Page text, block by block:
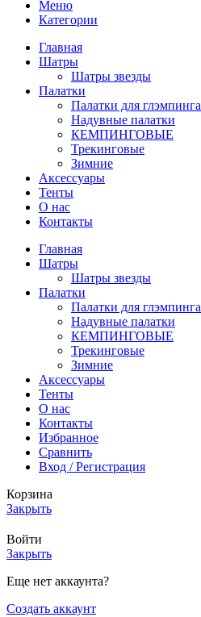
Меню
Категории
Главная
Шатры
Шатры звезды
Палатки
Палатки для глэмпинга
Надувные палатки
КЕМПИНГОВЫЕ
Трекинговые
Зимние
Аксессуары
Тенты
О нас
Контакты
Главная
Шатры
Шатры звезды
Палатки
Палатки для глэмпинга
Надувные палатки
КЕМПИНГОВЫЕ
Трекинговые
Зимние
Аксессуары
Тенты
О нас
Контакты
Избранное
Сравнить
Вход / Регистрация
Корзина
Закрыть
Войти
Закрыть
Еще нет аккаунта?
Создать аккаунт